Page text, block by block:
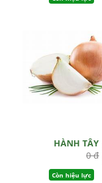
HÀNH TÂY
0 đ
Còn hiệu lực